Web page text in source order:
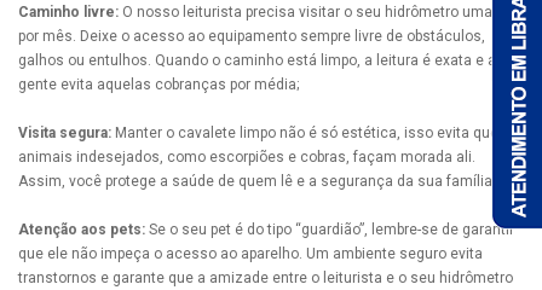
Caminho livre: O nosso leiturista precisa visitar o seu hidrômetro uma vez
por mês. Deixe o acesso ao equipamento sempre livre de obstáculos,
galhos ou entulhos. Quando o caminho está limpo, a leitura é exata e a
gente evita aquelas cobranças por média;
Visita segura: Manter o cavalete limpo não é só estética, isso evita que
animais indesejados, como escorpiões e cobras, façam morada ali.
Assim, você protege a saúde de quem lê e a segurança da sua família;
Atenção aos pets: Se o seu pet é do tipo “guardião”, lembre-se de garantir
que ele não impeça o acesso ao aparelho. Um ambiente seguro evita
transtornos e garante que a amizade entre o leiturista e o seu hidrômetro